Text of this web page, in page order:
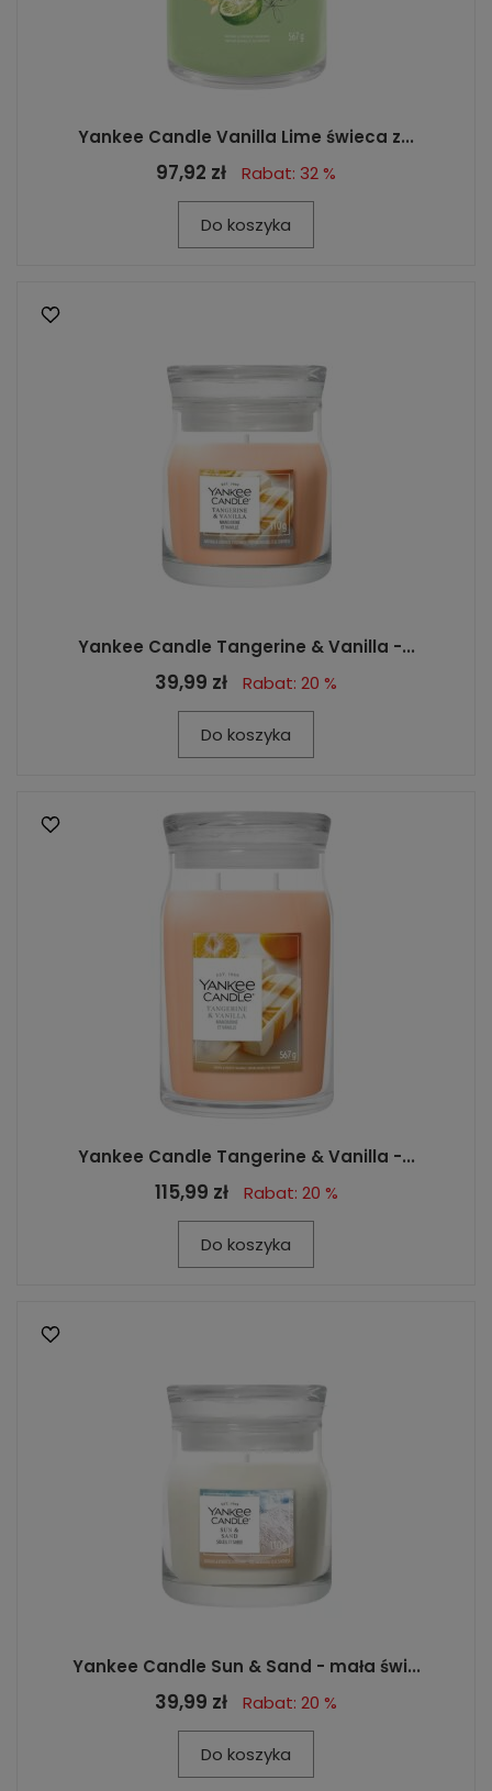
Yankee Candle Vanilla Lime świeca z...
97,92 zł Rabat: 32 %
Do koszyka
Yankee Candle Tangerine & Vanilla -...
39,99 zł Rabat: 20 %
Do koszyka
Yankee Candle Tangerine & Vanilla -...
115,99 zł Rabat: 20 %
Do koszyka
Yankee Candle Sun & Sand - mała świ...
39,99 zł Rabat: 20 %
Do koszyka